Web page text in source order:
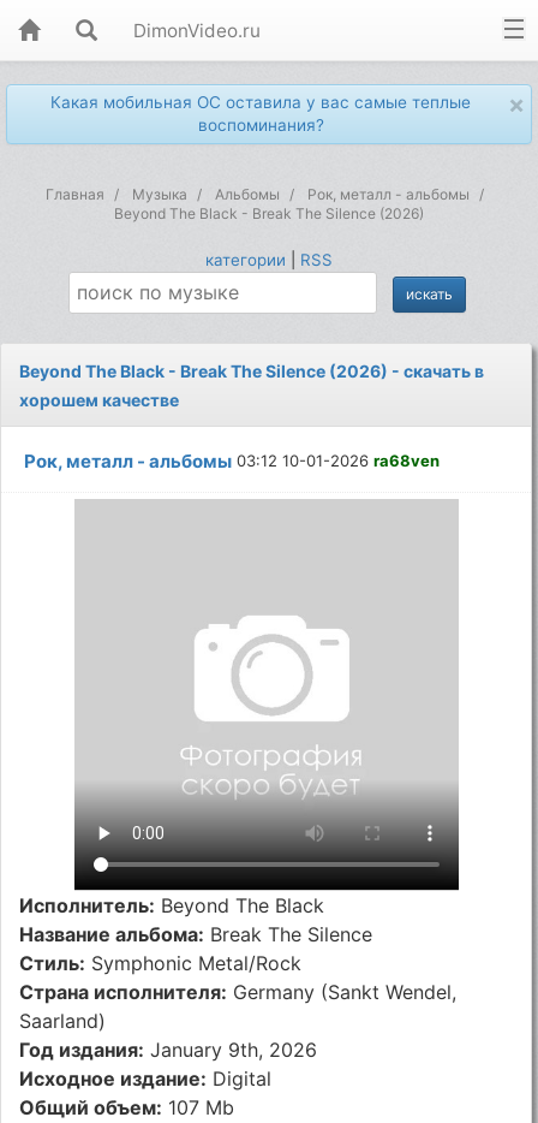
DimonVideo.ru
×
Какая мобильная ОС оставила у вас самые теплые
воспоминания?
Главная Музыка Альбомы
Рок, металл - альбомы
Beyond The Black - Break The Silence (2026)
категории RSS
Beyond The Black - Break The Silence (2026) - скачать в
хорошем качестве
Рок, металл - альбомы 03:12 10-01-2026ra68ven
Исполнитель: Beyond The Black
Название альбома: Break The Silence
Стиль: Symphonic Metal/Rock
Страна исполнителя: Germany (Sankt Wendel,
Saarland)
Год издания: January 9th, 2026
Исходное издание: Digital
Общий объем: 107 Mb